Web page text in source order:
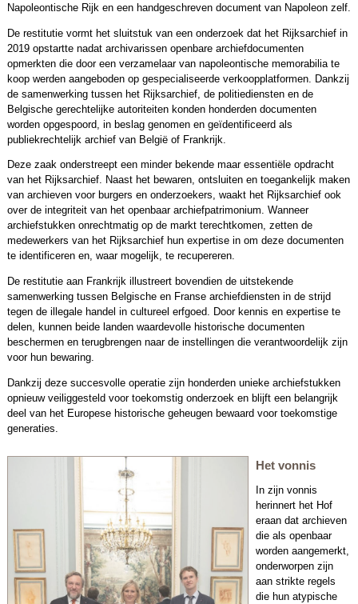
Napoleontische Rijk en een handgeschreven document van Napoleon zelf.
De restitutie vormt het sluitstuk van een onderzoek dat het Rijksarchief in
2019 opstartte nadat archivarissen openbare archiefdocumenten
opmerkten die door een verzamelaar van napoleontische memorabilia te
koop werden aangeboden op gespecialiseerde verkoopplatformen. Dankzij
de samenwerking tussen het Rijksarchief, de politiediensten en de
Belgische gerechtelijke autoriteiten konden honderden documenten
worden opgespoord, in beslag genomen en geïdentificeerd als
publiekrechtelijk archief van België of Frankrijk.
Deze zaak onderstreept een minder bekende maar essentiële opdracht
van het Rijksarchief. Naast het bewaren, ontsluiten en toegankelijk maken
van archieven voor burgers en onderzoekers, waakt het Rijksarchief ook
over de integriteit van het openbaar archiefpatrimonium. Wanneer
archiefstukken onrechtmatig op de markt terechtkomen, zetten de
medewerkers van het Rijksarchief hun expertise in om deze documenten
te identificeren en, waar mogelijk, te recupereren.
De restitutie aan Frankrijk illustreert bovendien de uitstekende
samenwerking tussen Belgische en Franse archiefdiensten in de strijd
tegen de illegale handel in cultureel erfgoed. Door kennis en expertise te
delen, kunnen beide landen waardevolle historische documenten
beschermen en terugbrengen naar de instellingen die verantwoordelijk zijn
voor hun bewaring.
Dankzij deze succesvolle operatie zijn honderden unieke archiefstukken
opnieuw veiliggesteld voor toekomstig onderzoek en blijft een belangrijk
deel van het Europese historische geheugen bewaard voor toekomstige
generaties.
Het vonnis
In zijn vonnis
herinnert het Hof
eraan dat archieven
die als openbaar
worden aangemerkt,
onderworpen zijn
aan strikte regels
die hun atypische